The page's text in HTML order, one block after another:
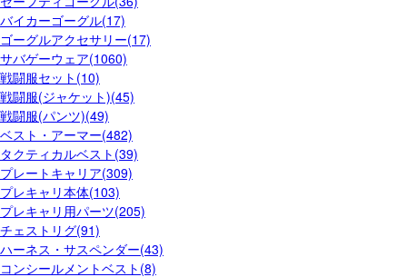
バイカーゴーグル(17)
ゴーグルアクセサリー(17)
サバゲーウェア(1060)
戦闘服セット(10)
戦闘服(ジャケット)(45)
戦闘服(パンツ)(49)
ベスト・アーマー(482)
タクティカルベスト(39)
プレートキャリア(309)
プレキャリ本体(103)
プレキャリ用パーツ(205)
チェストリグ(91)
ハーネス・サスペンダー(43)
コンシールメントベスト(8)